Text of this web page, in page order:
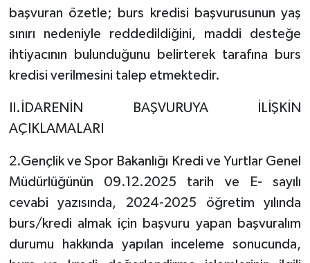
başvuran özetle; burs kredisi başvurusunun yaş
sınırı nedeniyle reddedildiğini, maddi desteğe
ihtiyacının bulunduğunu belirterek tarafına burs
kredisi verilmesini talep etmektedir.
II.İDARENİN BAŞVURUYA İLİŞKİN
AÇIKLAMALARI
2.Gençlik ve Spor Bakanlığı Kredi ve Yurtlar Genel
Müdürlüğünün 09.12.2025 tarih ve E- sayılı
cevabi yazısında, 2024-2025 öğretim yılında
burs/kredi almak için başvuru yapan başvuralım
durumu hakkında yapılan inceleme sonucunda,